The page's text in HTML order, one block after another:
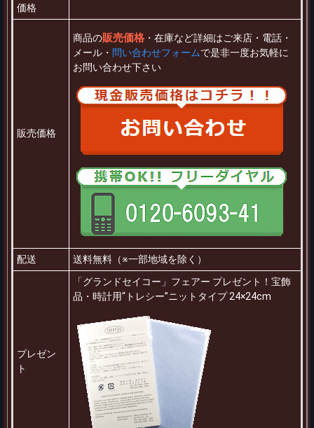
価格
販売価格
商品の販売価格 ・在庫など詳細はご来店・電話・
メール・ 問い合わせフォームで是非一度お気軽に
お問い合わせ下さい
配送 送料無料（※一部地域を除く）
プレゼン
ト
「グランドセイコー」フェアー プレゼント！宝飾
品・時計用“トレシー”ニットタイプ 24×24cm